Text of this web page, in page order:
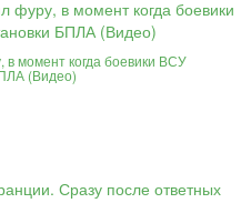
в момент когда боевики ВСУ
(Видео)